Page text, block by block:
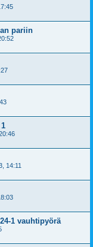
pariin
14:11
1 vauhtipyörä